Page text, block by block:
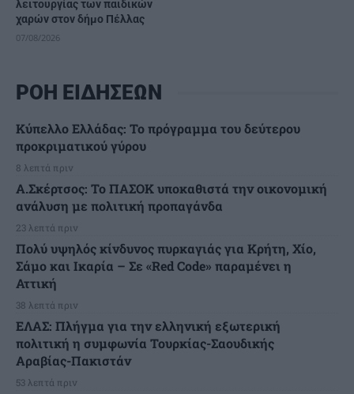
λειτουργίας των παιδικών
χαρών στον δήμο Πέλλας
07/08/2026
ΡΟΗ ΕΙΔΗΣΕΩΝ
Κύπελλο Ελλάδας: Το πρόγραμμα του δεύτερου
προκριματικού γύρου
8 λεπτά πριν
Α.Σκέρτσος: Το ΠΑΣΟΚ υποκαθιστά την οικονομική
ανάλυση με πολιτική προπαγάνδα
23 λεπτά πριν
Πολύ υψηλός κίνδυνος πυρκαγιάς για Κρήτη, Χίο,
Σάμο και Ικαρία – Σε «Red Code» παραμένει η
Αττική
38 λεπτά πριν
ΕΛΑΣ: Πλήγμα για την ελληνική εξωτερική
πολιτική η συμφωνία Τουρκίας-Σαουδικής
Αραβίας-Πακιστάν
53 λεπτά πριν